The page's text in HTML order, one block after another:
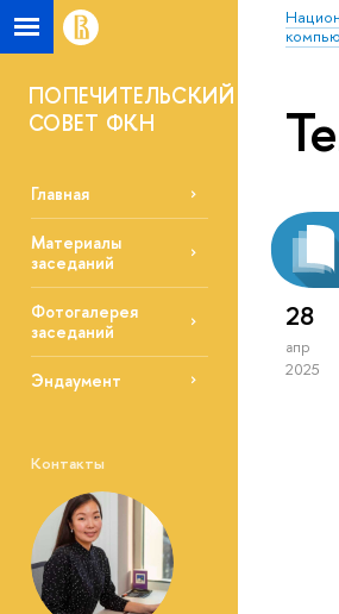
ПОПЕЧИТЕЛЬСКИЙ
СОВЕТ ФКН
Главная
Материалы
заседаний
Фотогалерея
заседаний
Эндаумент
Контакты
28
апр
2025